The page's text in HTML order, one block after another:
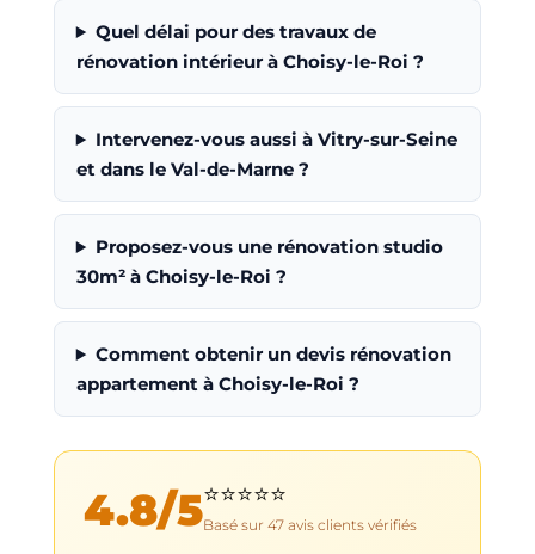
Quel délai pour des travaux de
rénovation intérieur à Choisy-le-Roi ?
Intervenez-vous aussi à Vitry-sur-Seine
et dans le Val-de-Marne ?
Proposez-vous une rénovation studio
30m² à Choisy-le-Roi ?
Comment obtenir un devis rénovation
appartement à Choisy-le-Roi ?
4.8/5⭐⭐⭐⭐⭐
Basé sur 47avis clients vérifiés